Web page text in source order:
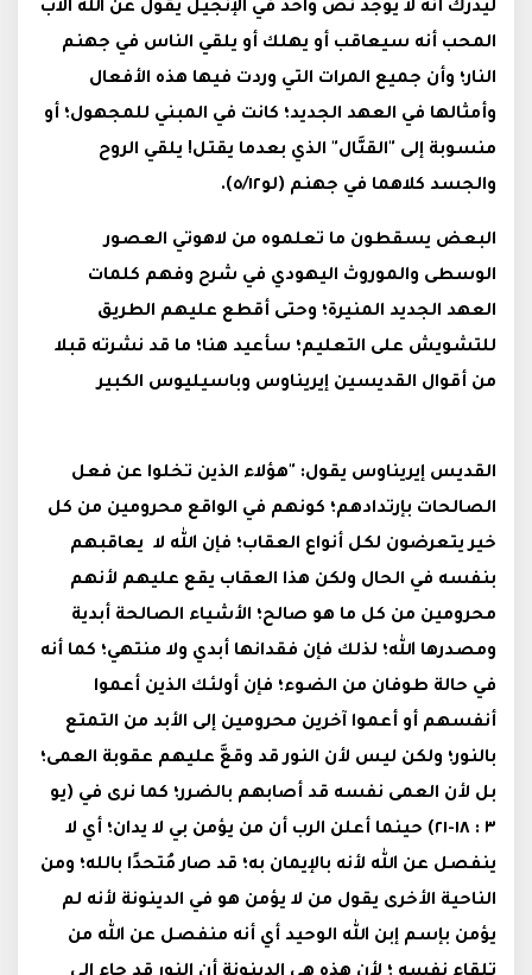
ليدرك أنه لا يوجد نص واحد في الإنجيل يقول عن الله الآب
المحب أنه سيعاقب أو يهلك أو يلقي الناس في جهنم
النار؛ وأن جميع المرات التي وردت فيها هذه الأفعال
وأمثالها في العهد الجديد؛ كانت في المبني للمجهول؛ أو
منسوبة إلى "القتَّال" الذي بعدما يقتل! يلقي الروح
والجسد كلاهما في جهنم (لو٥/١٢).
البعض يسقطون ما تعلموه من لاهوتي العصور
الوسطى والموروث اليهودي في شرح وفهم كلمات
العهد الجديد المنيرة؛ وحتى أقطع عليهم الطريق
للتشويش على التعليم؛ سأعيد هنا؛ ما قد نشرته قبلا
من أقوال القديسين إيريناوس وباسيليوس الكبير
القديس إيريناوس يقول: "هؤلاء الذين تخلوا عن فعل
الصالحات بإرتدادهم؛ كونهم في الواقع محرومين من كل
خير يتعرضون لكل أنواع العقاب؛ فإن الله لا يعاقبهم
بنفسه في الحال ولكن هذا العقاب يقع عليهم لأنهم
محرومين من كل ما هو صالح؛ الأشياء الصالحة أبدية
ومصدرها الله؛ لذلك فإن فقدانها أبدي ولا منتهي؛ كما أنه
في حالة طوفان من الضوء؛ فإن أولئك الذين أعموا
أنفسهم أو أعموا آخرين محرومين إلى الأبد من التمتع
بالنور؛ ولكن ليس لأن النور قد وقعَّ عليهم عقوبة العمى؛
بل لأن العمى نفسه قد أصابهم بالضرر؛ كما نرى في (يو
٣ : ١٨-٢١) حينما أعلن الرب أن من يؤمن بي لا يدان؛ أي لا
ينفصل عن الله لأنه بالإيمان به؛ قد صار مُتحدًا بالله؛ ومن
الناحية الأخرى يقول من لا يؤمن هو في الدينونة لأنه لم
يؤمن بإسم إبن الله الوحيد أي أنه منفصل عن الله من